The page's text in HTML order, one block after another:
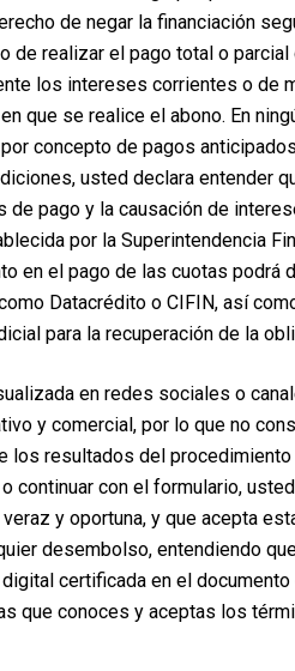
manejes, no consumas
con caldos, gelatinas o
medicamentos que no hayan
pie. Antes de hacerlo, es
objetos pesados o
de negar la financiación
de realizar el pago total o parcial
los intereses corrientes o de
que se realice el abono. En
concepto de pagos
usted declara entender
pago y la causación de
por la Superintendencia
en el pago de las cuotas podrá
Datacrédito o CIFIN, así
para la recuperación de la
en redes sociales o
y comercial, por lo que no
los resultados del procedimiento
continuar con el formulario, usted
y oportuna, y que acepta
desembolso, entendiendo
certificada en el documento
que conoces y aceptas los